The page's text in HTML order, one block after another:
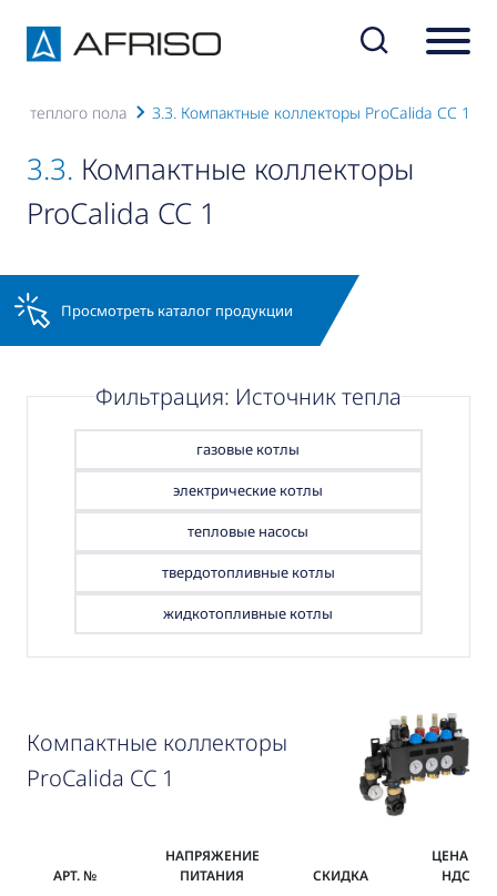
теплого пола 3.3. Компактные коллекторы ProCalida CC 1
3.3. Компактные коллекторы
ProCalida CC 1
Просмотреть каталог продукции
Фильтрация: Источник тепла
газовые котлы
электрические котлы
тепловые насосы
твердотопливные котлы
жидкотопливные котлы
Компактные коллекторы
ProCalida CC 1
АРТ. №
НАПРЯЖЕНИЕ
ПИТАНИЯ
СКИДКА
ЦЕНА С
НДС